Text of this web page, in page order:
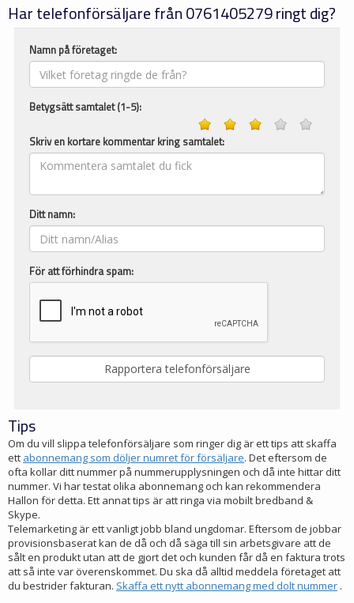
Har telefonförsäljare från 0761405279 ringt dig?
Namn på företaget:
Betygsätt samtalet (1-5):
Skriv en kortare kommentar kring samtalet:
Ditt namn:
För att förhindra spam:
Tips
Om du vill slippa telefonförsäljare som ringer dig är ett tips att skaffa
ett abonnemang som döljer numret för försäljare. Det eftersom de
ofta kollar ditt nummer på nummerupplysningen och då inte hittar ditt
nummer. Vi har testat olika abonnemang och kan rekommendera
Hallon för detta. Ett annat tips är att ringa via mobilt bredband &
Skype.
Telemarketing är ett vanligt jobb bland ungdomar. Eftersom de jobbar
provisionsbaserat kan de då och då säga till sin arbetsgivare att de
sålt en produkt utan att de gjort det och kunden får då en faktura trots
att så inte var överenskommet. Du ska då alltid meddela företaget att
du bestrider fakturan. Skaffa ett nytt abonnemang med dolt nummer .